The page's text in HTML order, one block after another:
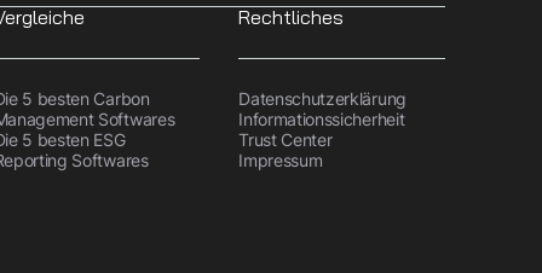
5 besten Carbon
Softwares
5 besten ESG
Softwares
Rechtliches
Datenschutzerklärung
Informationssicherheit
Trust Center
Impressum